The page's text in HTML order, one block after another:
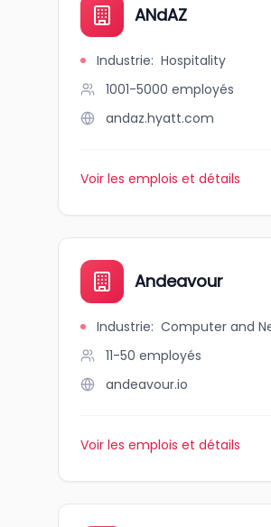
ANdAZ
Industrie: Hospitality
1001-5000 employés
andaz.hyatt.com
Voir les emplois et détails
Andeavour
Industrie: Computer and
11-50 employés
andeavour.io
Voir les emplois et détails